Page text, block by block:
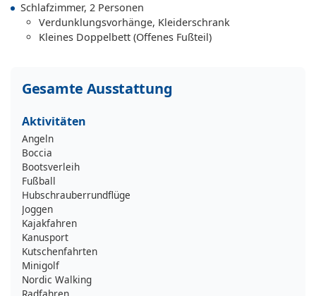
Schlafzimmer, 2 Personen
Verdunklungsvorhänge, Kleiderschrank
Kleines Doppelbett (Offenes Fußteil)
Gesamte Ausstattung
Aktivitäten
Angeln
Boccia
Bootsverleih
Fußball
Hubschrauberrundflüge
Joggen
Kajakfahren
Kanusport
Kutschenfahrten
Minigolf
Nordic Walking